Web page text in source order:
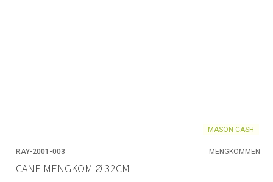
MASON CASH
RAY-2001-003 MENGKOMMEN
CANE MENGKOM Ø 32CM